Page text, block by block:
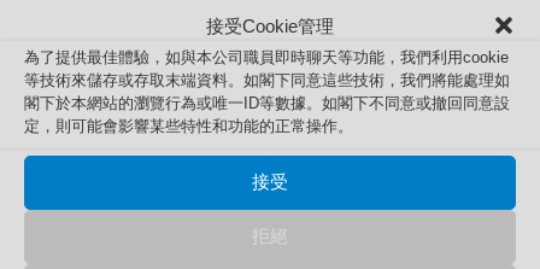
接受Cookie管理
為了提供最佳體驗，如與本公司職員即時聊天等功能，我們利用cookie
等技術來儲存或存取末端資料。如閣下同意這些技術，我們將能處理如
閣下於本網站的瀏覽行為或唯一ID等數據。如閣下不同意或撤回同意設
定，則可能會影響某些特性和功能的正常操作。
接受
拒絕
坐一坐、踩一踩、照一照 水族館全新體驗 近距離
欣賞魚兒暢泳
坐一坐、踩一踩、照一照 水族館全新體驗 近距離欣賞魚兒
暢泳 魚津水族館 3 魚津水族館推出全新互動體驗魚缸 去
年，我們受富山縣內唯一常設展出水中生物的魚津水族館